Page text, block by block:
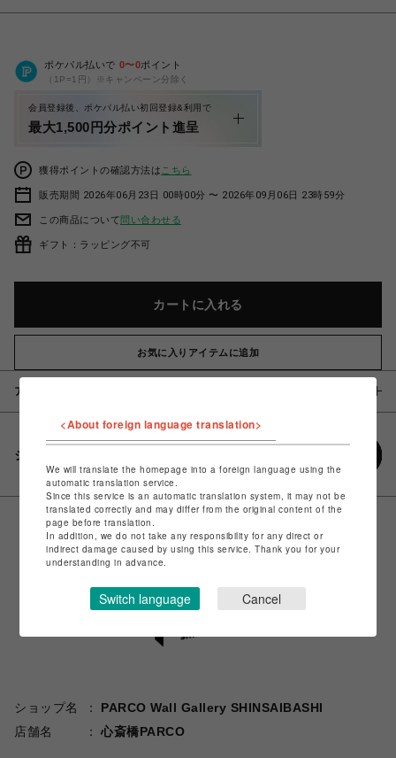
ポケパル払いで 0〜0ポイント
（1P=1円）※キャンペーン分除く
会員登録後、ポケパル払い初回登録&利用で
最大1,500円分ポイント進呈
獲得ポイントの確認方法は こちら
販売期間 2026年06月23日 00時00分 〜 2026年09月06日 23時59分
この商品について問い合わせる
ギフト：ラッピング不可
カートに入れる
お気に入りアイテムに追加
アイテム説明 / 素材
シェアする
ショップ名
PARCO Wall Gallery SHINSAIBASHI
店舗名
心斎橋PARCO
<About foreign language translation>
We will translate the homepage into a foreign language using the
automatic translation service.
Since this service is an automatic translation system, it may not be
translated correctly and may differ from the original content of the
page before translation.
In addition, we do not take any responsibility for any direct or
indirect damage caused by using this service. Thank you for your
understanding in advance.
Switch language Cancel